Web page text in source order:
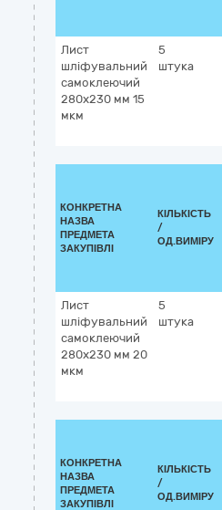
Лист
шліфувальний
самоклеючий
280х230 мм 15
мкм
5
штука
КОНКРЕТНА
НАЗВА
ПРЕДМЕТА
ЗАКУПІВЛІ
КІЛЬКІСТЬ
/
ОД.ВИМІРУ
Лист
шліфувальний
самоклеючий
280х230 мм 20
мкм
5
штука
КОНКРЕТНА
НАЗВА
ПРЕДМЕТА
ЗАКУПІВЛІ
КІЛЬКІСТЬ
/
ОД.ВИМІРУ